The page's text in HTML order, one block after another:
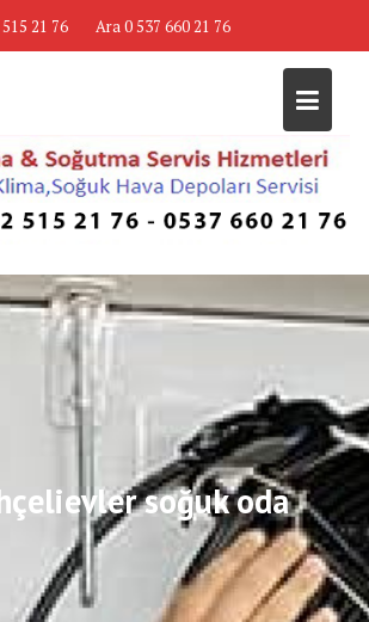
21 76 Ara 0 537 660 21 76
soğuk oda